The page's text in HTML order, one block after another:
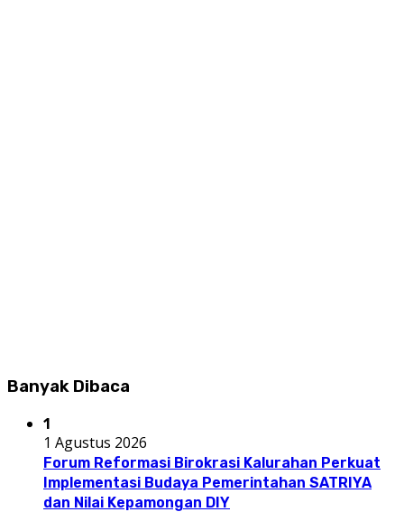
Banyak Dibaca
1
1 Agustus 2026
Forum Reformasi Birokrasi Kalurahan Perkuat
Implementasi Budaya Pemerintahan SATRIYA
dan Nilai Kepamongan DIY